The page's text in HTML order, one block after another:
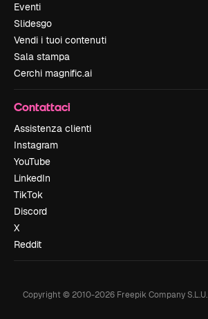
Eventi
Slidesgo
Vendi i tuoi contenuti
Sala stampa
Cerchi magnific.ai
Contattaci
Assistenza clienti
Instagram
YouTube
LinkedIn
TikTok
Discord
X
Reddit
Copyright © 2010-2026Freepik Company S.L.U.